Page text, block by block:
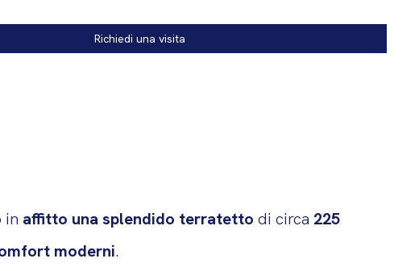
Richiedi una visita
in affitto una splendido terratettodi circa 225
moderni.